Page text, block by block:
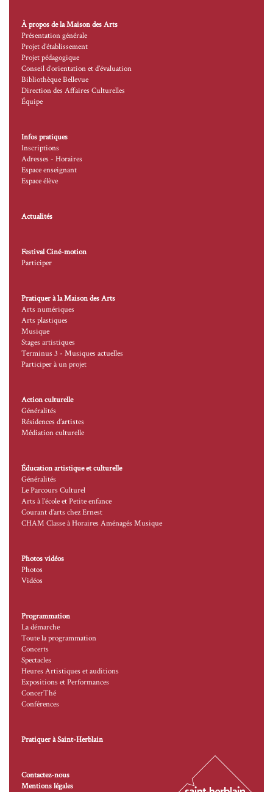
À propos de la Maison des Arts
Présentation générale
Projet d’établissement
Projet pédagogique
Conseil d’orientation et d’évaluation
Bibliothèque Bellevue
Direction des Affaires Culturelles
Équipe
Infos pratiques
Inscriptions
Adresses - Horaires
Espace enseignant
Espace élève
Actualités
Festival Ciné-motion
Participer
Pratiquer à la Maison des Arts
Arts numériques
Arts plastiques
Musique
Stages artistiques
Terminus 3 - Musiques actuelles
Participer à un projet
Action culturelle
Généralités
Résidences d’artistes
Médiation culturelle
Éducation artistique et culturelle
Généralités
Le Parcours Culturel
Arts à l’école et Petite enfance
Courant d’arts chez Ernest
CHAM Classe à Horaires Aménagés Musique
Photos vidéos
Photos
Vidéos
Programmation
La démarche
Toute la programmation
Concerts
Spectacles
Heures Artistiques et auditions
Expositions et Performances
ConcerThé
Conférences
Pratiquer à Saint-Herblain
Contactez-nous
Mentions légales